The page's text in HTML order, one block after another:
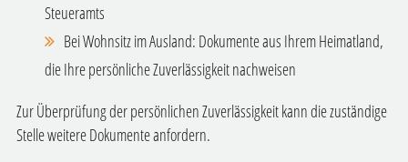
Steueramts
Bei Wohnsitz im Ausland: Dokumente aus Ihrem Heimatland,
die Ihre persönliche Zuverlässigkeit nachweisen
Zur Überprüfung der persönlichen Zuverlässigkeit kann die zuständige
Stelle weitere Dokumente anfordern.